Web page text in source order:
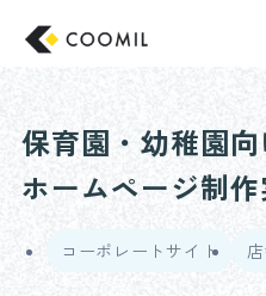
東京
保育園・幼稚園
ホームページ制
コーポレートサイト